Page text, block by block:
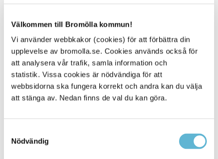
Välkommen till Bromölla kommun!
Vi använder webbkakor (cookies) för att förbättra din
upplevelse av bromolla.se. Cookies används också för
att analysera vår trafik, samla information och
statistik. Vissa cookies är nödvändiga för att
webbsidorna ska fungera korrekt och andra kan du välja
att stänga av. Nedan finns de val du kan göra.
Nödvändig
Alla platser